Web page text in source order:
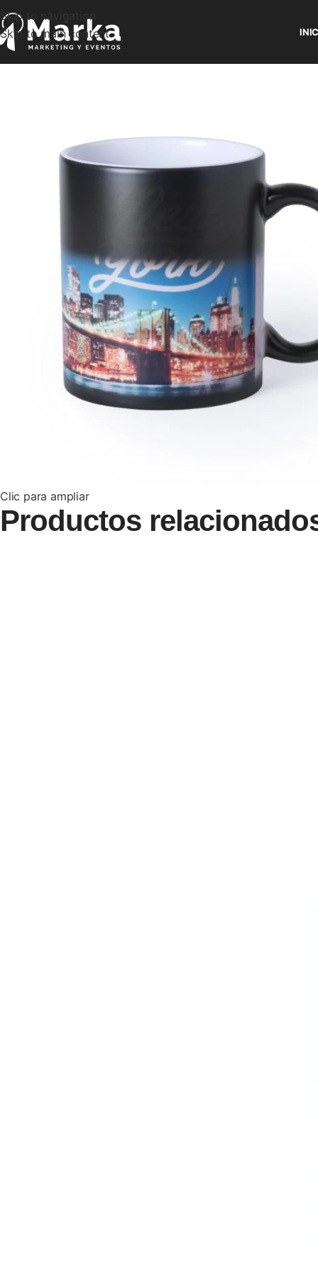
Skip to navigation
Skip to main content
Clic para ampliar
Productos